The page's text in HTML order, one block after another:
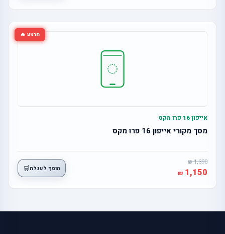
מבצע 🔥
אייפון 16 פרו מקס
מסך מקורי אייפון 16 פרו מקס
1,390
1,150 הוסף לעגלה🛒